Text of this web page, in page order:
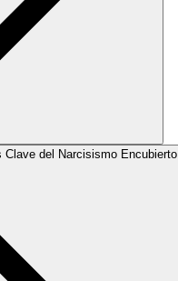
del Narcisismo Encubierto